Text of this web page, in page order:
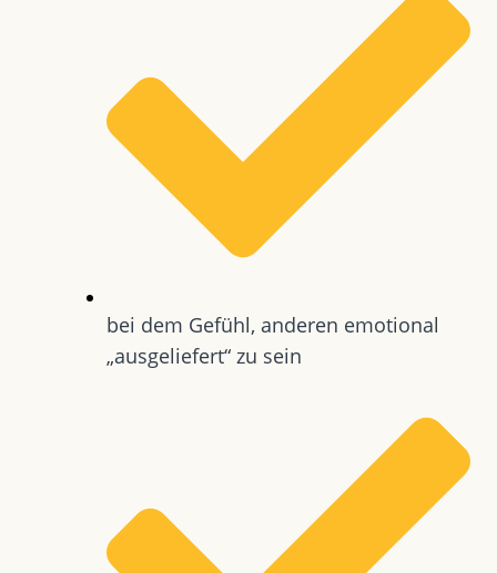
bei dem Gefühl, anderen emotional
„ausgeliefert“ zu sein